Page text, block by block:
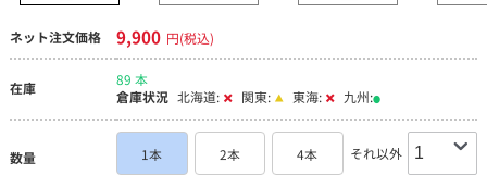
ネット注文価格 9,900 円(税込)
在庫
89 本
倉庫状況 北海道: 関東: 東海: 九州:
数量 1本 2本 4本 それ以外